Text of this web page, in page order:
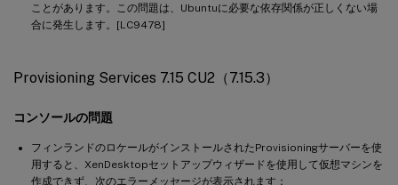
ことがあります。この問題は、Ubuntuに必要な依存関係が正しくない場
合に発生します。[LC9478]
Provisioning Services 7.15 CU2（7.15.3）
コンソールの問題
フィンランドのロケールがインストールされたProvisioningサーバーを使
用すると、XenDesktopセットアップウィザードを使用して仮想マシンを
作成できず、次のエラーメッセージが表示されます：